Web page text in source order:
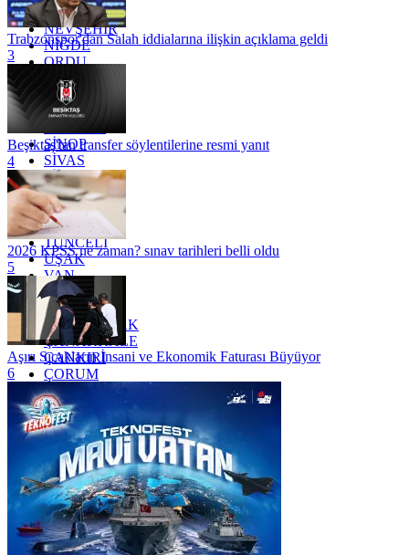
MUŞ
NEVŞEHİR
NİĞDE
ORDU
OSMANİYE
RİZE
SAKARYA
SİNOP
SİVAS
SİİRT
TEKİRDAĞ
TOKAT
TRABZON
TUNCELİ
UŞAK
VAN
YALOVA
YOZGAT
ZONGULDAK
ÇANAKKALE
ÇANKIRI
ÇORUM
İSTANBUL
İZMİR
ŞANLIURFA
ŞIRNAK
Trabzonspor'dan Salah iddialarına ilişkin açıklama geldi
3
Beşiktaş'tan transfer söylentilerine resmi yanıt
4
2026 KPSS ne zaman? sınav tarihleri belli oldu
5
Aşırı Sıcakların İnsani ve Ekonomik Faturası Büyüyor
6